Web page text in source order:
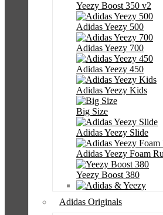
Yeezy Boost 350 v2
Adidas Yeezy 500
Adidas Yeezy 700
Adidas Yeezy 450
Adidas Yeezy Kids
Big Size
Adidas Yeezy Slide
Adidas Yeezy Foam
Yeezy Boost 380
Adidas Originals